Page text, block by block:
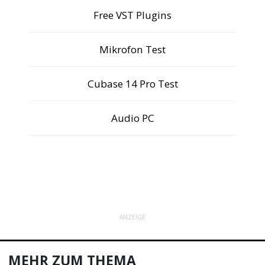
Free VST Plugins
Mikrofon Test
Cubase 14 Pro Test
Audio PC
ANZEIGE
MEHR ZUM THEMA